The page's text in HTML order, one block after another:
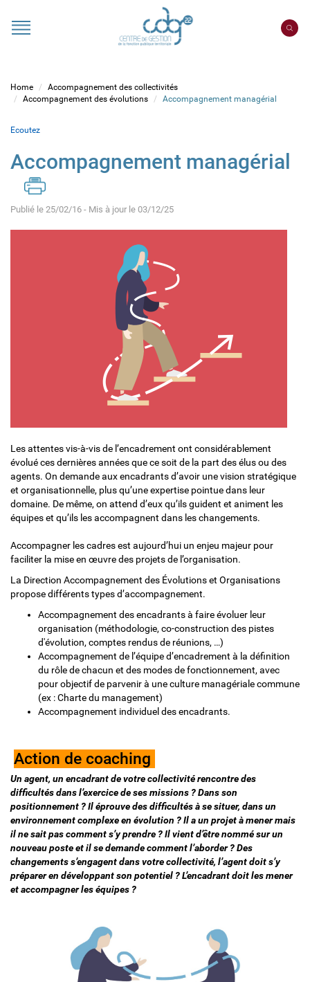
CDG
Home
Accompagnement des collectivités
Accompagnement des évolutions
Accompagnement managérial
Ecoutez
Accompagnement managérial
Publié le 25/02/16 - Mis à jour le 03/12/25
Les attentes vis-à-vis de l’encadrement ont considérablement
évolué ces dernières années que ce soit de la part des élus ou des
agents. On demande aux encadrants d’avoir une vision stratégique
et organisationnelle, plus qu’une expertise pointue dans leur
domaine. De même, on attend d’eux qu’ils guident et animent les
équipes et qu’ils les accompagnent dans les changements.
Accompagner les cadres est aujourd’hui un enjeu majeur pour
faciliter la mise en œuvre des projets de l’organisation.
La Direction Accompagnement des Évolutions et Organisations
propose différents types d’accompagnement.
Accompagnement des encadrants à faire évoluer leur
organisation (méthodologie, co-construction des pistes
d'évolution, comptes rendus de réunions, …)
Accompagnement de l’équipe d’encadrement à la définition
du rôle de chacun et des modes de fonctionnement, avec
pour objectif de parvenir à une culture managériale commune
(ex : Charte du management)
Accompagnement individuel des encadrants.
Action de coaching
Un agent, un encadrant de votre collectivité rencontre des
difficultés dans l’exercice de ses missions ? Dans son
positionnement ? Il éprouve des difficultés à se situer, dans un
environnement complexe en évolution ? Il a un projet à mener mais
il ne sait pas comment s’y prendre ? Il vient d’être nommé sur un
nouveau poste et il se demande comment l’aborder ? Des
changements s’engagent dans votre collectivité, l’agent doit s’y
préparer en développant son potentiel ? L’encadrant doit les mener
et accompagner les équipes ?